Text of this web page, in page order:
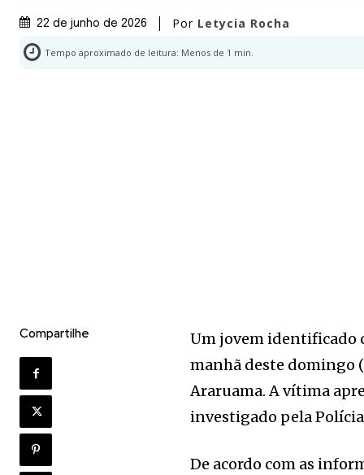
22 de junho de 2026 Por Letycia Rocha
Tempo aproximado de leitura: Menos de 1 min.
Compartilhe
Um jovem identificado
manhã deste domingo
Araruama. A vítima
investigado pela
De acordo com as